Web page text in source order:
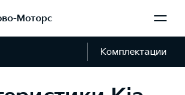
Моторс
Комплектации
(7DCT) Робот (7DCT)